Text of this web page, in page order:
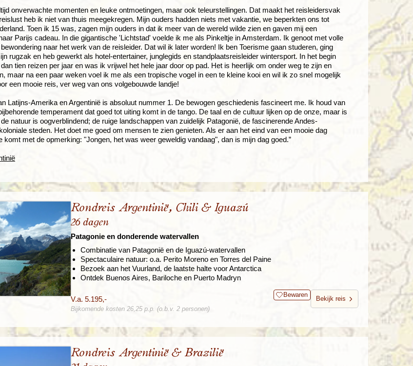
onverwachte momenten en leuke ontmoetingen, maar ook teleurstellingen. Dat maakt het reisleidersvak
heb ik niet van thuis meegekregen. Mijn ouders hadden niets met vakantie, we beperkten ons tot
Toen ik 15 was, zagen mijn ouders in dat ik meer van de wereld wilde zien en gaven mij een
Parijs cadeau. In die gigantische 'Lichtstad' voelde ik me als Pinkeltje in Amsterdam. Ik genoot met volle
naar het werk van de reisleider. Dat wil ik later worden! Ik ben Toerisme gaan studeren, ging
rugzak en heb gewerkt als hotel-entertainer, junglegids en standplaatsreisleider wintersport. In het begin
tien reizen per jaar en was ik vrijwel het hele jaar door op pad. Het is heerlijk om onder weg te zijn en
maar na een paar weken voel ik me als een tropische vogel in een te kleine kooi en wil ik zo snel mogelijk
een mooie reis, ver weg van ons volgebouwde landje!
Latijns-Amerika en Argentinië is absoluut nummer 1. De bewogen geschiedenis fascineert me. Ik houd van
temperament dat goed tot uiting komt in de tango. De taal en de cultuur lijken op de onze, maar is
natuur is oogverblindend; de ruige landschappen van zuidelijk Patagonië, de fascinerende Andes-
steden. Het doet me goed om mensen te zien genieten. Als er aan het eind van een mooie dag
komt met de opmerking: "Jongen, het was weer geweldig vandaag", dan is mijn dag goed.”
Rondreis Argentinië, Chili & Iguazú
26 dagen
Patagonie en donderende watervallen
Combinatie van Patagonië en de Iguazú-watervallen
Spectaculaire natuur: o.a. Perito Moreno en Torres del Paine
Bezoek aan het Vuurland, de laatste halte voor Antarctica
Ontdek Buenos Aires, Bariloche en Puerto Madryn
V.a. 5.195,- Bewaren
Bekijk reis
Bijkomende kosten 26,25 p.p. (o.b.v. 2 personen)
Rondreis Argentinië & Brazilië